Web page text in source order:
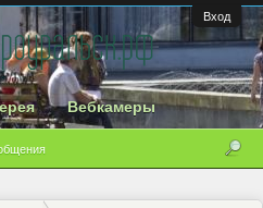
Вход
Вебкамеры